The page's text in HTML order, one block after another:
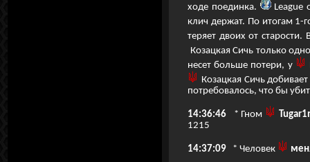
ходе поединка.
League
клич держат. По итогам 1-
теряет двоих от
Козацкая Сичь только
несет больше потери, у
Козацкая Сичь
потребовалось, что бы
14:36:46 * Гном
1215
14:37:09 * Человек